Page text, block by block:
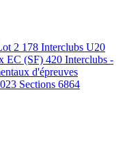
2 178 Interclubs U20
EC (SF) 420 Interclubs -
d'épreuves
Sections 6864